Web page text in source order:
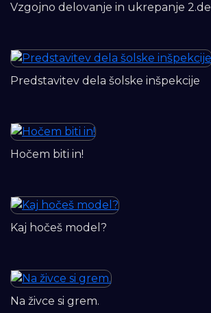
Vzgojno delovanje in ukrepanje 2.del
Predstavitev dela šolske inšpekcije
Hočem biti in!
Kaj hočeš model?
Na živce si grem.